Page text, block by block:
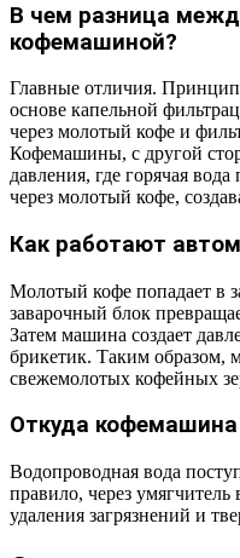
В чем разница
кофемашиной?
Главные отличия.
основе капельной
через молотый кофе и
Кофемашины, с другой
давления, где горячая
через молотый кофе,
Как работают
Молотый кофе попадает в
заварочный блок
Затем машина создает
брикетик. Таким образом,
свежемолотых кофейных
Откуда кофемашина
Водопроводная вода
правило, через
удаления загрязнений и